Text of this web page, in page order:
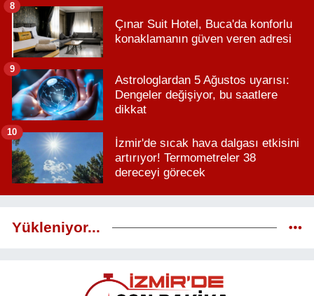
Çınar Suit Hotel, Buca'da konforlu
konaklamanın güven veren adresi
8
Astrologlardan 5 Ağustos uyarısı:
Dengeler değişiyor, bu saatlere
dikkat
9
İzmir'de sıcak hava dalgası etkisini
artırıyor! Termometreler 38
dereceyi görecek
10
Yükleniyor...